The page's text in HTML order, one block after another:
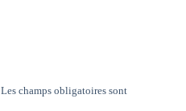
Les champs obligatoires sont